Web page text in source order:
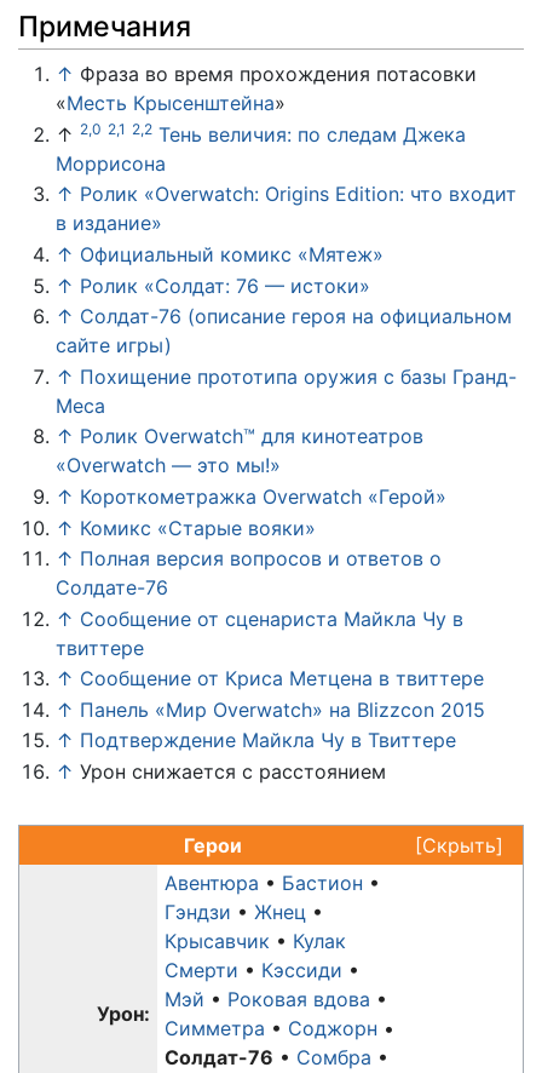
Примечания
↑ Фраза во время прохождения потасовки
«Месть Крысенштейна»
↑ 2,0 2,1 2,2 Тень величия: по следам Джека
Моррисона
↑ Ролик «Overwatch: Origins Edition: что входит
в издание»
↑ Официальный комикс «Мятеж»
↑ Ролик «Солдат: 76 — истоки»
↑ Солдат-76 (описание героя на официальном
сайте игры)
↑ Похищение прототипа оружия с базы Гранд-
Меса
↑ Ролик Overwatch™ для кинотеатров
«Overwatch — это мы!»
↑ Короткометражка Overwatch «Герой»
↑ Комикс «Старые вояки»
↑ Полная версия вопросов и ответов о
Солдате-76
↑ Сообщение от сценариста Майкла Чу в
твиттере
↑ Сообщение от Криса Метцена в твиттере
↑ Панель «Мир Overwatch» на Blizzcon 2015
↑ Подтверждение Майкла Чу в Твиттере
↑ Урон снижается с расстоянием
[Скрыть]
Герои
Урон:
Авентюра
Бастион
Гэндзи
Жнец
Крысавчик
Кулак
Смерти
Кэссиди
Мэй
Роковая вдова
Симметра
Соджорн
Солдат-76
Сомбра